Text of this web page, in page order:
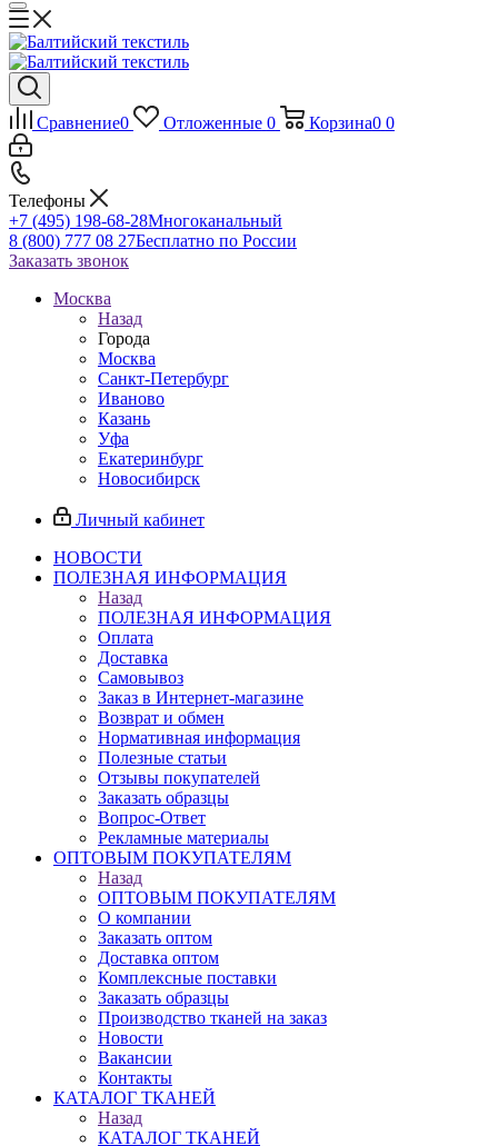
Сравнение0 Отложенные 0 Корзина0 0
Телефоны
+7 (495) 198-68-28Многоканальный
8 (800) 777 08 27Бесплатно по России
Заказать звонок
Москва
Назад
Города
Москва
Санкт-Петербург
Иваново
Казань
Уфа
Екатеринбург
Новосибирск
Личный кабинет
НОВОСТИ
ПОЛЕЗНАЯ ИНФОРМАЦИЯ
Назад
ПОЛЕЗНАЯ ИНФОРМАЦИЯ
Оплата
Доставка
Самовывоз
Заказ в Интернет-магазине
Возврат и обмен
Нормативная информация
Полезные статьи
Отзывы покупателей
Заказать образцы
Вопрос-Ответ
Рекламные материалы
ОПТОВЫМ ПОКУПАТЕЛЯМ
Назад
ОПТОВЫМ ПОКУПАТЕЛЯМ
О компании
Заказать оптом
Доставка оптом
Комплексные поставки
Заказать образцы
Производство тканей на заказ
Новости
Вакансии
Контакты
КАТАЛОГ ТКАНЕЙ
Назад
КАТАЛОГ ТКАНЕЙ